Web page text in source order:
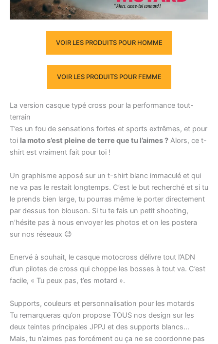
VOIR LES PRODUITS POUR HOMME
VOIR LES PRODUITS POUR FEMME
La version casque typé cross pour la performance tout-
terrain
T’es un fou de sensations fortes et sports extrêmes, et pour
toi la moto s’est pleine de terre que tu l’aimes ? Alors, ce t-
shirt est vraiment fait pour toi !
Un graphisme apposé sur un t-shirt blanc immaculé et qui
ne va pas le restait longtemps. C’est le but recherché et si tu
le prends bien large, tu pourras même le porter directement
par dessus ton blouson. Si tu te fais un petit shooting,
n’hésite pas à nous envoyer les photos et on les postera
sur nos réseaux 😉
Enervé à souhait, le casque motocross délivre tout l’ADN
d’un pilotes de cross qui choppe les bosses à tout va. C’est
facile, « Tu peux pas, t’es motard ».
Supports, couleurs et personnalisation pour les motards
Tu remarqueras qu’on propose TOUS nos design sur les
deux teintes principales JPPJ et des supports blancs…
Mais, tu n’aimes pas forcément ou ça ne se coordonne pas